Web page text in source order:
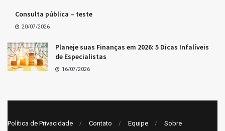
Consulta pública – teste
20/07/2026
Planeje suas Finanças em 2026: 5 Dicas Infalíveis
de Especialistas
16/07/2026
Política de Privacidade Contato Equipe Sobre